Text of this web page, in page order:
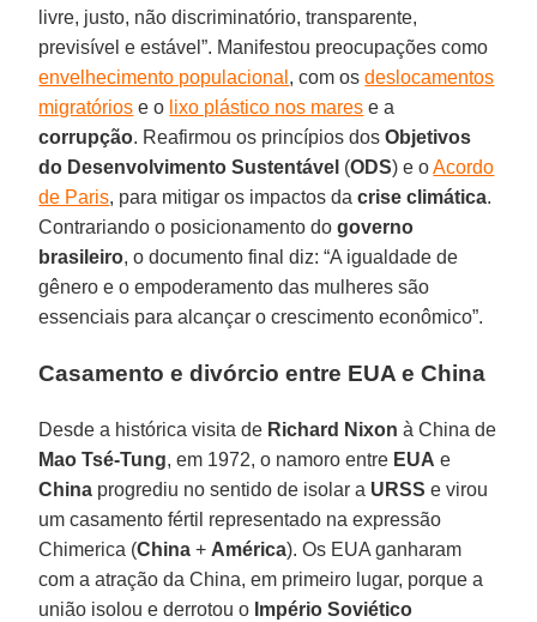
livre, justo, não discriminatório, transparente,
previsível e estável”. Manifestou preocupações como
envelhecimento populacional , com osdeslocamentos
migratórios e o lixo plástico nos mares e a
corrupção. Reafirmou os princípios dosObjetivos
do Desenvolvimento Sustentável (ODS) e oAcordo
de Paris, para mitigar os impactos dacrise climática.
Contrariando o posicionamento dogoverno
brasileiro, o documento final diz: “A igualdade de
gênero e o empoderamento das mulheres são
essenciais para alcançar o crescimento econômico”.
Casamento e divórcio entre EUA e China
Desde a histórica visita de Richard Nixon à China de
Mao Tsé-Tung, em 1972, o namoro entre EUA e
China progrediu no sentido de isolar a URSS e virou
um casamento fértil representado na expressão
Chimerica (China + América). Os EUA ganharam
com a atração da China, em primeiro lugar, porque a
união isolou e derrotou o Império Soviético